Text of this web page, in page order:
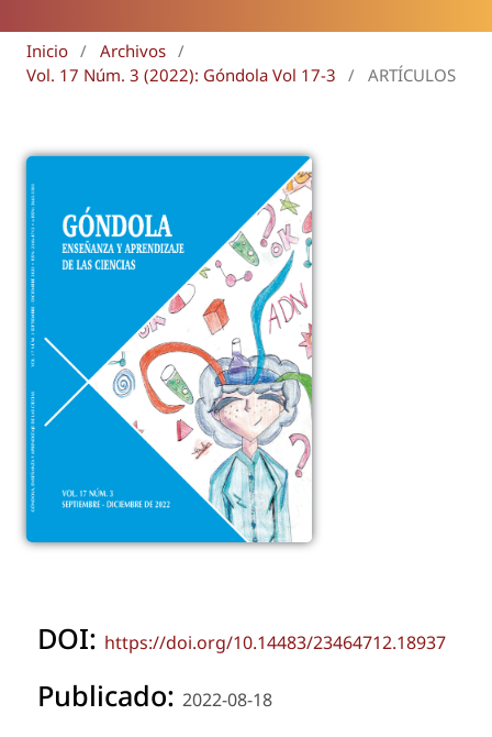
Inicio / Archivos /
Vol. 17 Núm. 3 (2022): Góndola Vol 17-3
/ ARTÍCULOS
DOI: https://doi.org/10.14483/23464712.18937
Publicado: 2022-08-18